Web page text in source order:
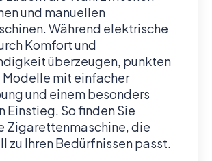
und manuellen
Während elektrische
Komfort und
überzeugen, punkten
Modelle mit einfacher
und einem besonders
Einstieg. So finden Sie
Zigarettenmaschine, die
zu Ihren Bedürfnissen passt.